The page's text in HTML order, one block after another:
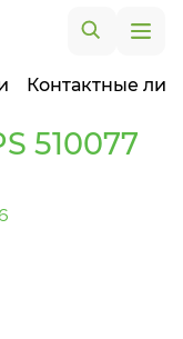
Контактные
510077